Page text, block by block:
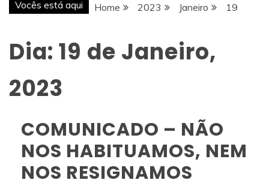
Vocês está aqui Home 2023 Janeiro 19
Dia: 19 de Janeiro,
2023
COMUNICADO – NÃO
NOS HABITUAMOS, NEM
NOS RESIGNAMOS